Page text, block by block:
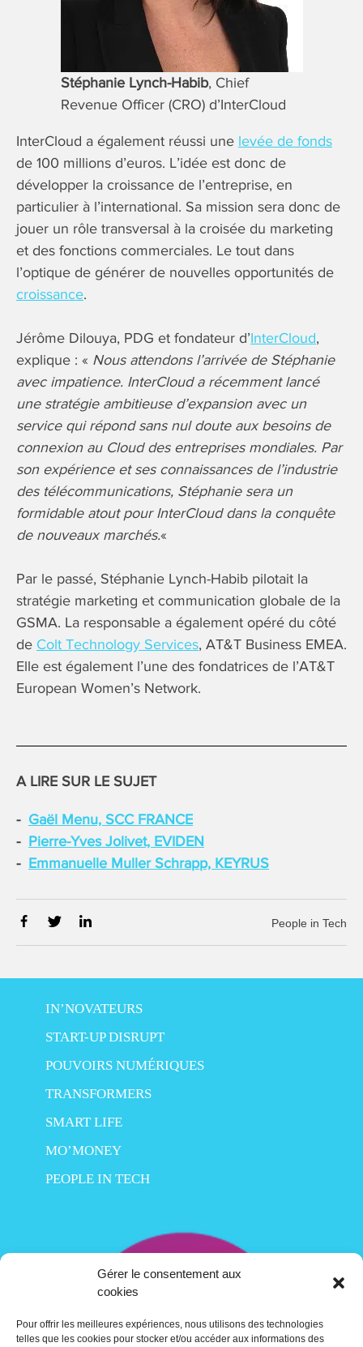
Gérer le consentement aux
cookies
Pour offrir les meilleures expériences, nous utilisons des technologies
telles que les cookies pour stocker et/ou accéder aux informations des
Stéphanie Lynch-Habib, Chief
Revenue Officer (CRO) d’InterCloud
InterCloud a également réussi une levée de fonds
de 100 millions d’euros. L’idée est donc de
développer la croissance de l’entreprise, en
particulier à l’international. Sa mission sera donc de
jouer un rôle transversal à la croisée du marketing
et des fonctions commerciales. Le tout dans
l’optique de générer de nouvelles opportunités de
croissance.
Jérôme Dilouya, PDG et fondateur d’InterCloud,
explique : « Nous attendons l’arrivée de Stéphanie
avec impatience. InterCloud a récemment lancé
une stratégie ambitieuse d’expansion avec un
service qui répond sans nul doute aux besoins de
connexion au Cloud des entreprises mondiales. Par
son expérience et ses connaissances de l’industrie
des télécommunications, Stéphanie sera un
formidable atout pour InterCloud dans la conquête
de nouveaux marchés.«
Par le passé, Stéphanie Lynch-Habib pilotait la
stratégie marketing et communication globale de la
GSMA. La responsable a également opéré du côté
de Colt Technology Services, AT&T Business EMEA.
Elle est également l’une des fondatrices de l’AT&T
European Women’s Network.
A LIRE SUR LE SUJET
Gaël Menu, SCC FRANCE
Pierre-Yves Jolivet, EVIDEN
Emmanuelle Muller Schrapp, KEYRUS
People in Tech
IN’NOVATEURS
START-UP DISRUPT
POUVOIRS NUMÉRIQUES
TRANSFORMERS
SMART LIFE
MO’MONEY
PEOPLE IN TECH